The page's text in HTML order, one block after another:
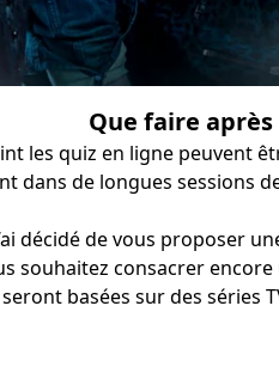
Que faire
les quiz en ligne peuvent
dans de longues sessions
décidé de vous proposer
souhaitez consacrer
basées sur des séries